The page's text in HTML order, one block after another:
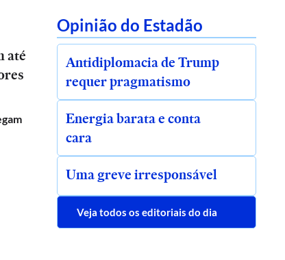
até
Opinião do Estadão
Antidiplomacia de Trump
requer pragmatismo
Energia barata e conta
cara
Uma greve irresponsável
Veja todos os editoriais do dia